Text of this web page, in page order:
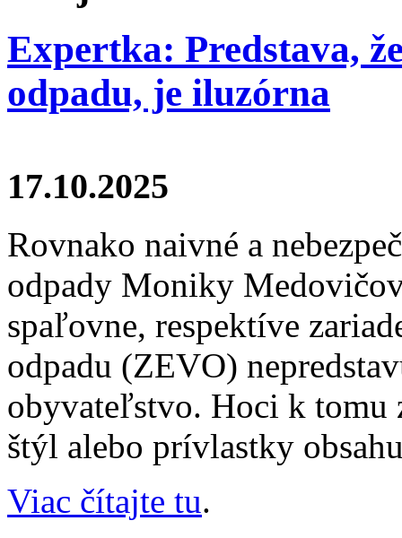
Expertka: Predstava,
odpadu, je iluzórna
17.10.2025
Rovnako naivné a
odpady Moniky
spaľovne, respektíve
odpadu (ZEVO)
obyvateľstvo. Hoci k tomu
štýl alebo prívlastky
Viac čítajte tu.